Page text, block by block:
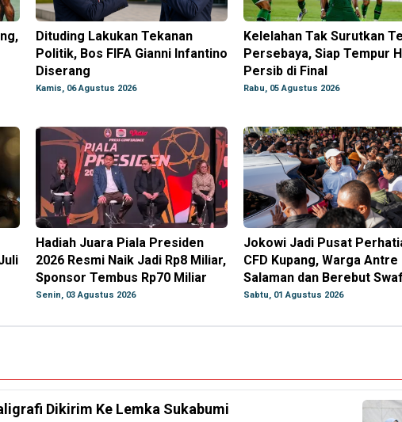
Dituding Lakukan Tekanan
Politik, Bos FIFA Gianni Infantino
Diserang
Kamis, 06 Agustus 2026
Kelelahan Tak Surutkan
Persebaya, Siap Tempur
Persib di Final
Rabu, 05 Agustus 2026
Hadiah Juara Piala Presiden
2026 Resmi Naik Jadi Rp8 Miliar,
Sponsor Tembus Rp70 Miliar
Senin, 03 Agustus 2026
Jokowi Jadi Pusat
CFD Kupang, Warga Antre
Salaman dan Berebut
Sabtu, 01 Agustus 2026
Dikirim Ke Lemka Sukabumi